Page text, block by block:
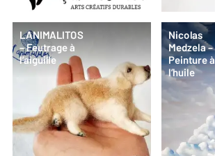
LANIMALITOS
– Feutrage à
l’aiguille
Nicolas
Medzela –
Peinture à
l’huile